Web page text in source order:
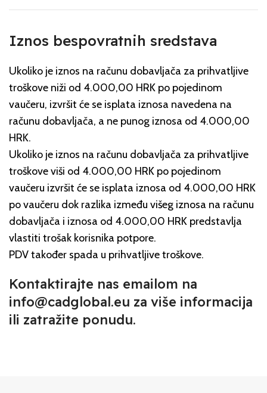
Iznos bespovratnih sredstava
Ukoliko je iznos na računu dobavljača za prihvatljive
troškove niži od 4.000,00 HRK po pojedinom
vaučeru, izvršit će se isplata iznosa navedena na
računu dobavljača, a ne punog iznosa od 4.000,00
HRK.
Ukoliko je iznos na računu dobavljača za prihvatljive
troškove viši od 4.000,00 HRK po pojedinom
vaučeru izvršit će se isplata iznosa od 4.000,00 HRK
po vaučeru dok razlika između višeg iznosa na računu
dobavljača i iznosa od 4.000,00 HRK predstavlja
vlastiti trošak korisnika potpore.
PDV također spada u prihvatljive troškove.
Kontaktirajte nas emailom na
info@cadglobal.eu za više informacija
ili zatražite ponudu.